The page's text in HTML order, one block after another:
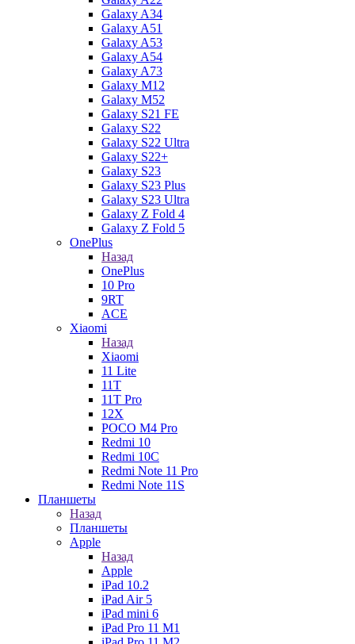
Galaxy A34
Galaxy A51
Galaxy A53
Galaxy A54
Galaxy A73
Galaxy M12
Galaxy M52
Galaxy S21 FE
Galaxy S22
Galaxy S22 Ultra
Galaxy S22+
Galaxy S23
Galaxy S23 Plus
Galaxy S23 Ultra
Galaxy Z Fold 4
Galaxy Z Fold 5
OnePlus
Назад
OnePlus
10 Pro
9RT
ACE
Xiaomi
Назад
Xiaomi
11 Lite
11T
11T Pro
12X
POCO M4 Pro
Redmi 10
Redmi 10C
Redmi Note 11 Pro
Redmi Note 11S
Планшеты
Назад
Планшеты
Apple
Назад
Apple
iPad 10.2
iPad Air 5
iPad mini 6
iPad Pro 11 M1